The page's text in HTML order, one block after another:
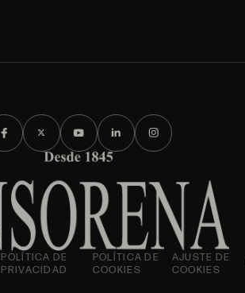
POLÍTICA DE
PRIVACIDAD
POLÍTICA DE
COOKIES
AJUSTE DE
COOKIES